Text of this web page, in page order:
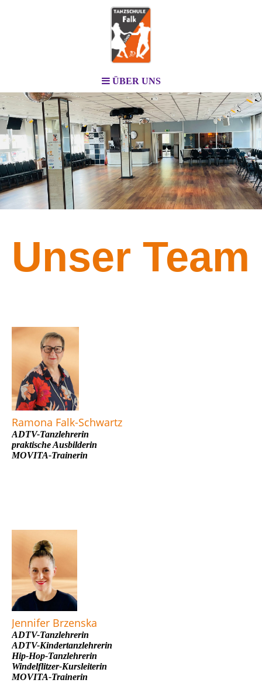
ÜBER UNS
Unser Team
Ramona Falk-Schwartz
ADTV-Tanzlehrerin
praktische Ausbilderin
MOVITA-Trainerin
Jennifer Brzenska
ADTV-Tanzlehrerin
ADTV-Kindertanzlehrerin
Hip-Hop-Tanzlehrerin
Windelflitzer-Kursleiterin
MOVITA-Trainerin